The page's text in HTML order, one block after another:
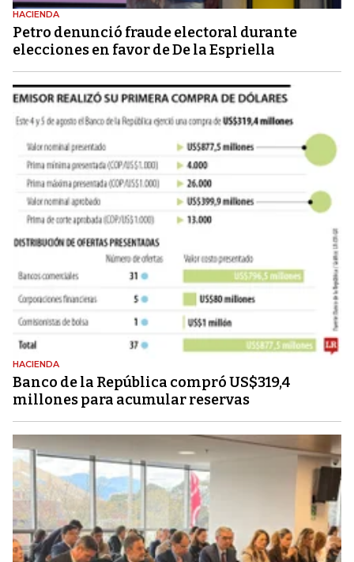
HACIENDA
Petro denunció fraude electoral durante
elecciones en favor de De la Espriella
HACIENDA
Banco de la República compró US$319,4
millones para acumular reservas